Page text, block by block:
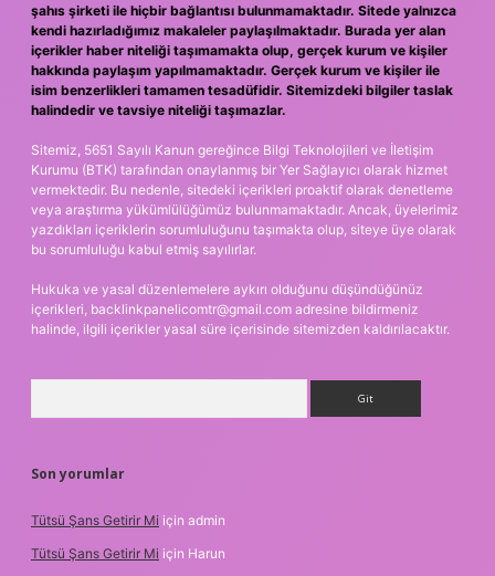
şahıs şirketi ile hiçbir bağlantısı bulunmamaktadır. Sitede yalnızca
kendi hazırladığımız makaleler paylaşılmaktadır. Burada yer alan
içerikler haber niteliği taşımamakta olup, gerçek kurum ve kişiler
hakkında paylaşım yapılmamaktadır. Gerçek kurum ve kişiler ile
isim benzerlikleri tamamen tesadüfidir. Sitemizdeki bilgiler taslak
halindedir ve tavsiye niteliği taşımazlar.
Sitemiz, 5651 Sayılı Kanun gereğince Bilgi Teknolojileri ve İletişim
Kurumu (BTK) tarafından onaylanmış bir Yer Sağlayıcı olarak hizmet
vermektedir. Bu nedenle, sitedeki içerikleri proaktif olarak denetleme
veya araştırma yükümlülüğümüz bulunmamaktadır. Ancak, üyelerimiz
yazdıkları içeriklerin sorumluluğunu taşımakta olup, siteye üye olarak
bu sorumluluğu kabul etmiş sayılırlar.
Hukuka ve yasal düzenlemelere aykırı olduğunu düşündüğünüz
içerikleri, backlinkpanelicomtr@gmail.com adresine bildirmeniz
halinde, ilgili içerikler yasal süre içerisinde sitemizden kaldırılacaktır.
Son yorumlar
Tütsü Şans Getirir Mi için admin
Tütsü Şans Getirir Mi için Harun